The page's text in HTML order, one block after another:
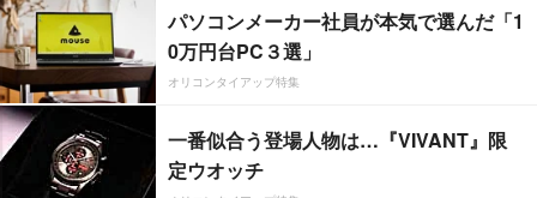
パソコンメーカー社員が本気で選んだ「1
0万円台PC３選」
オリコンタイアップ特集
一番似合う登場人物は…『VIVANT』限
定ウオッチ